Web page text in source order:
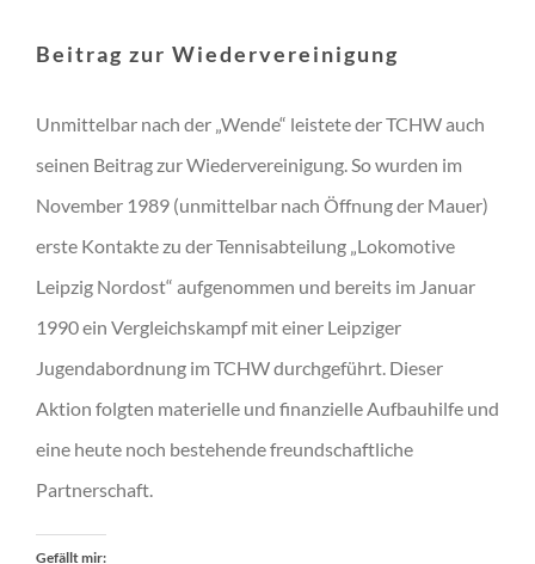
Beitrag zur Wiedervereinigung
Unmittelbar nach der „Wende“ leistete der TCHW auch
seinen Beitrag zur Wiedervereinigung. So wurden im
November 1989 (unmittelbar nach Öffnung der Mauer)
erste Kontakte zu der Tennisabteilung „Lokomotive
Leipzig Nordost“ aufgenommen und bereits im Januar
1990 ein Vergleichskampf mit einer Leipziger
Jugendabordnung im TCHW durchgeführt. Dieser
Aktion folgten materielle und finanzielle Aufbauhilfe und
eine heute noch bestehende freundschaftliche
Partnerschaft.
Gefällt mir: